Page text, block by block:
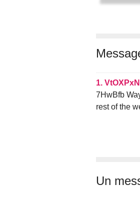
1.
7HwBfb
rest of the
Un